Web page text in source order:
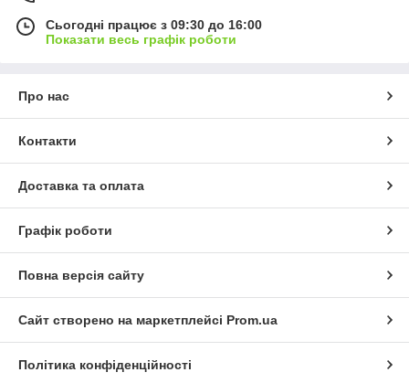
Сьогодні працює з 09:30 до 16:00
Показати весь графік роботи
Про нас
Контакти
Доставка та оплата
Графік роботи
Повна версія сайту
Сайт створено на маркетплейсі Prom.ua
Політика конфіденційності